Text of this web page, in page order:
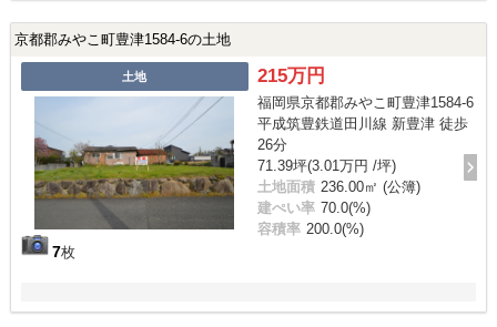
京都郡みやこ町豊津1584-6の土地
土地
7枚
215万円
福岡県京都郡みやこ町豊津1584-6
平成筑豊鉄道田川線 新豊津 徒歩
26分
71.39坪(3.01万円 /坪)
土地面積 236.00㎡ (公簿)
建ぺい率 70.0(%)
容積率 200.0(%)